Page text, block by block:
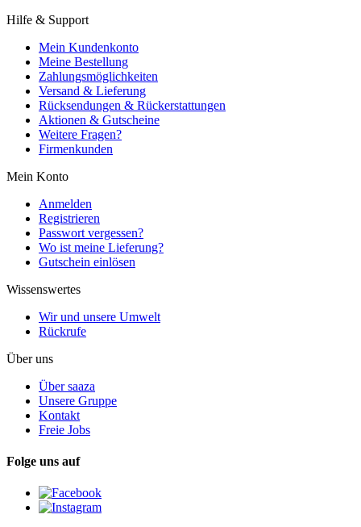
Hilfe & Support
Mein Kundenkonto
Meine Bestellung
Zahlungsmöglichkeiten
Versand & Lieferung
Rücksendungen & Rückerstattungen
Aktionen & Gutscheine
Weitere Fragen?
Firmenkunden
Mein Konto
Anmelden
Registrieren
Passwort vergessen?
Wo ist meine Lieferung?
Gutschein einlösen
Wissenswertes
Wir und unsere Umwelt
Rückrufe
Über uns
Über saaza
Unsere Gruppe
Kontakt
Freie Jobs
Folge uns auf